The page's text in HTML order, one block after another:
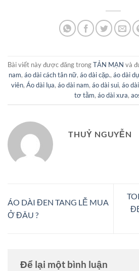
Bài viết này được đăng trongTẢN MẠN và
nam, áo dài cách tân nữ, áo dài cặp., áo dài
viên, Áo dài lụa, áo dài nam, áo dài sui, áo
tơ tằm, áo dài xưa,
THUỶ NGUYỄN
ÁO DÀI ĐEN TANG LỄ MUA
Ở ĐÂU ?
Để lại một bình luận